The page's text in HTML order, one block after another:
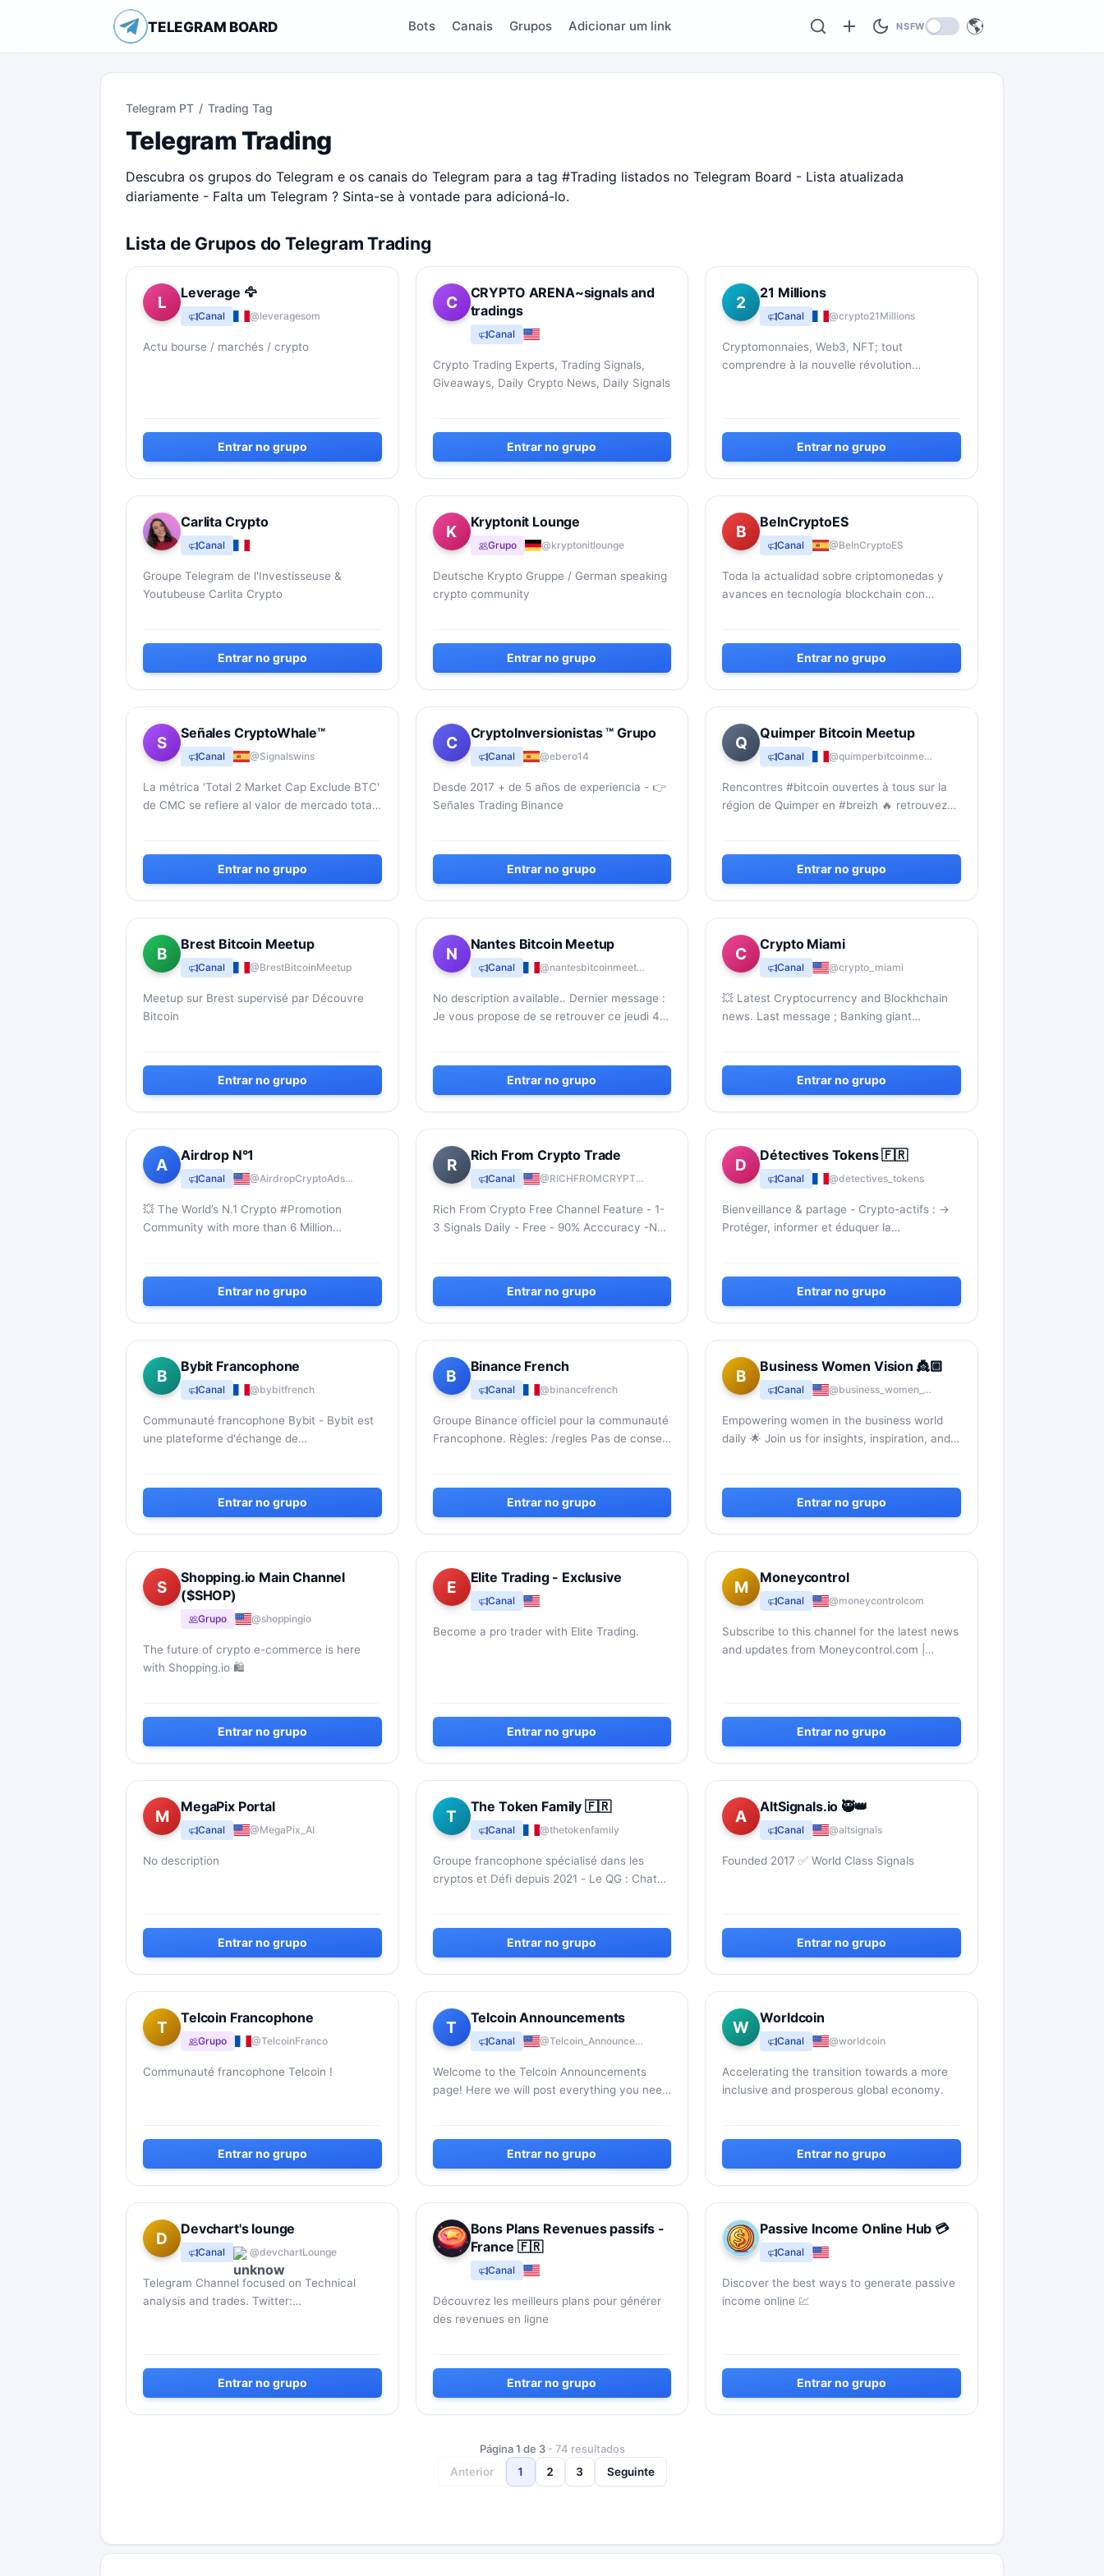
TELEGRAM BOARD Bots Canais Grupos Adicionar um link NSFW 🌎
Telegram PT / Trading Tag
Telegram Trading
Descubra os grupos do Telegram e os canais do Telegram para a tag #Trading listados no Telegram Board - Lista atualizada
diariamente - Falta um Telegram ? Sinta-se à vontade para adicioná-lo.
Lista de Grupos do Telegram Trading
L
Leverage 🦅
Canal @leveragesom
Actu bourse / marchés / crypto
Entrar no grupo
C
CRYPTO ARENA~signals and
tradings
Canal
Crypto Trading Experts, Trading Signals,
Giveaways, Daily Crypto News, Daily Signals
Entrar no grupo
2
21 Millions
Canal @crypto21Millions
Cryptomonnaies, Web3, NFT; tout
comprendre à la nouvelle révolution
Entrar no grupo
Carlita Crypto
Canal
Groupe Telegram de l'Investisseuse &
Youtubeuse Carlita Crypto
Entrar no grupo
K
Kryptonit Lounge
Grupo @kryptonitlounge
Deutsche Krypto Gruppe / German speaking
crypto community
Entrar no grupo
B
BeInCryptoES
Canal @BeInCryptoES
Toda la actualidad sobre criptomonedas y
avances en tecnología blockchain con
Entrar no grupo
S
Señales CryptoWhale™
Canal @Signalswins
La métrica 'Total 2 Market Cap Exclude BTC'
de CMC se refiere al valor de mercado total
Entrar no grupo
C
CryptoInversionistas ™ Grupo
Canal @ebero14
Desde 2017 + de 5 años de experiencia - 👉
Señales Trading Binance
Entrar no grupo
Q
Quimper Bitcoin Meetup
Canal @quimperbitcoinmeetup
Rencontres #bitcoin ouvertes à tous sur la
région de Quimper en #breizh 🔥 retrouvez-
Entrar no grupo
B
Brest Bitcoin Meetup
Canal @BrestBitcoinMeetup
Meetup sur Brest supervisé par Découvre
Bitcoin
Entrar no grupo
N
Nantes Bitcoin Meetup
Canal @nantesbitcoinmeetup
No description available.. Dernier message :
Je vous propose de se retrouver ce jeudi 4 à
Entrar no grupo
C
Crypto Miami
Canal @crypto_miami
💥 Latest Cryptocurrency and Blockhchain
news. Last message ; Banking giant
Entrar no grupo
A
Airdrop N°1
Canal @AirdropCryptoAdsBets
💥 The World’s N.1 Crypto #Promotion
Community with more than 6 Million
Entrar no grupo
R
Rich From Crypto Trade
Canal @RICHFROMCRYPTOTRADE
Rich From Crypto Free Channel Feature - 1-
3 Signals Daily - Free - 90% Acccuracy -No
Entrar no grupo
D
Détectives Tokens 🇫🇷
Canal @detectives_tokens
Bienveillance & partage - Crypto-actifs : ->
Protéger, informer et éduquer la
Entrar no grupo
B
Bybit Francophone
Canal @bybitfrench
Communauté francophone Bybit - Bybit est
une plateforme d'échange de
terme...
Entrar no grupo
B
Binance French
Canal @binancefrench
Groupe Binance officiel pour la communauté
Francophone. Règles: /regles Pas de conseil
Entrar no grupo
B
Business Women Vision 👸🏼
Canal @business_women_vision
Empowering women in the business world
daily 🌟 Join us for insights, inspiration, and
Entrar no grupo
S
Shopping.io Main Channel
($SHOP)
Grupo @shoppingio
The future of crypto e-commerce is here
with Shopping.io 🛍
Entrar no grupo
E
Elite Trading - Exclusive
Canal
Become a pro trader with Elite Trading.
Entrar no grupo
M
Moneycontrol
Canal @moneycontrolcom
Subscribe to this channel for the latest news
and updates from Moneycontrol.com |
Entrar no grupo
M
MegaPix Portal
Canal @MegaPix_AI
No description
Entrar no grupo
T
The Token Family 🇫🇷
Canal @thetokenfamily
Groupe francophone spécialisé dans les
cryptos et Défi depuis 2021 - Le QG : Chat
Entrar no grupo
A
AltSignals.io 🥷👑
Canal @altsignals
Founded 2017 ✅ World Class Signals
Entrar no grupo
T
Telcoin Francophone
Grupo @TelcoinFranco
Communauté francophone Telcoin !
Entrar no grupo
T
Telcoin Announcements
Canal @Telcoin_Announcements
Welcome to the Telcoin Announcements
page! Here we will post everything you need
Entrar no grupo
W
Worldcoin
Canal @worldcoin
Accelerating the transition towards a more
inclusive and prosperous global economy.
Entrar no grupo
D
Devchart's lounge
Canal @devchartLounge
Telegram Channel focused on Technical
analysis and trades. Twitter:
Entrar no grupo
Bons Plans Revenues passifs -
France 🇫🇷
Canal
Découvrez les meilleurs plans pour générer
des revenues en ligne
Entrar no grupo
Passive Income Online Hub 💳
Canal
Discover the best ways to generate passive
income online 💹
Entrar no grupo
Página 1 de 3 - 74 resultados
Anterior
1 2 3 Seguinte